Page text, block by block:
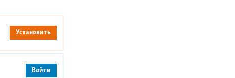
Установить
Войти